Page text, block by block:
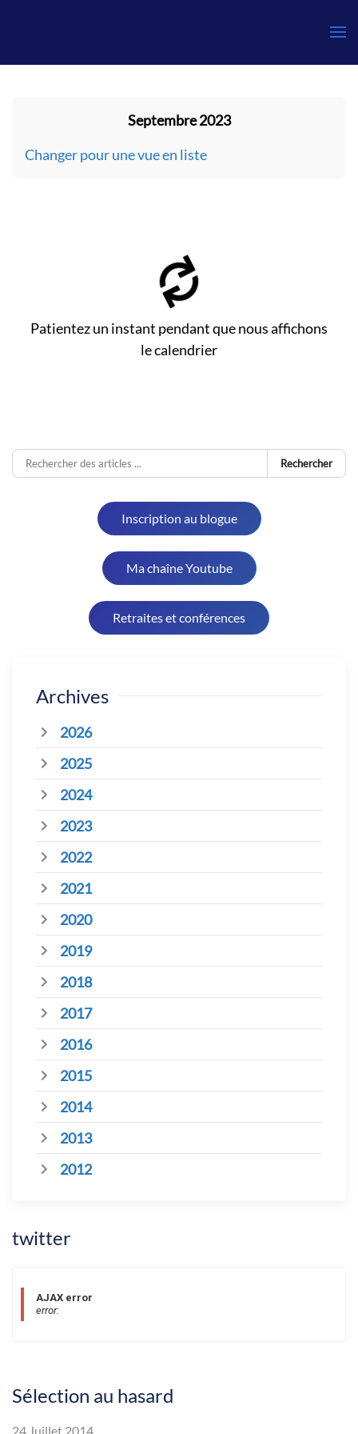
Septembre 2023
Changer pour une vue en liste
Patientez un instant pendant que nous affichons
le calendrier
Rechercher
Inscription au blogue
Ma chaîne Youtube
Retraites et conférences
Archives
2026
2025
2024
2023
2022
2021
2020
2019
2018
2017
2016
2015
2014
2013
2012
twitter
AJAX error
error:
Sélection au hasard
24 Juillet 2014